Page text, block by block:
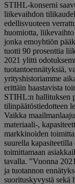
STIHL-konserni
liikevaihdon
edellisvuoteen
huomiotta,
jonka emoyhtiön
tuotti 90 prosenttia
2021 ylitti
tuotantoennätyksiä,
yrityshistoriamme
erittäin haastavista
STIHL:n hallituksen
tilinpäätöstiedotteen
Vaikka
materiaali-,
markkinoiden
suurella
toimittamaan
tavalla. ”Vuonna
ja tuotannon
suorituskyvystä sekä